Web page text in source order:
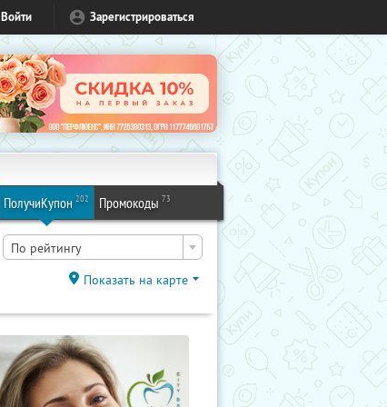
Войти Зарегистрироваться
ПолучиКупон 202 Промокоды 73
По рейтингу
Показать на карте